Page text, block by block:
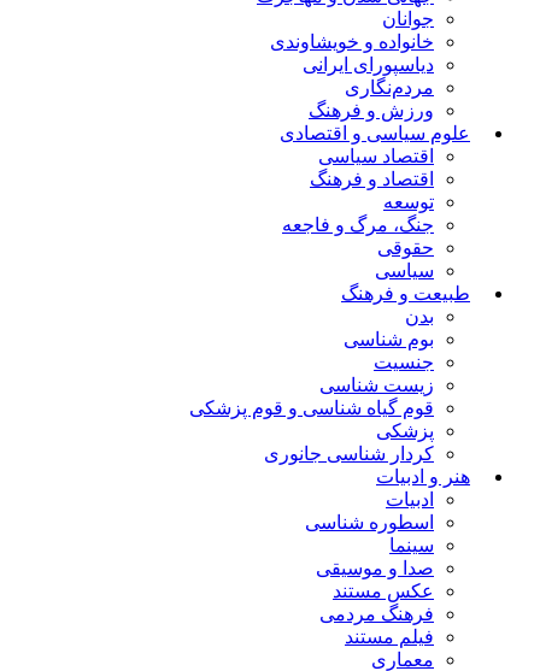
جوانان
خانواده و خویشاوندی
دیاسپورای ایرانی
مردم‌نگاری
ورزش و فرهنگ
علوم سیاسی و اقتصادی
اقتصاد سیاسی
اقتصاد و فرهنگ
توسعه
جنگ، مرگ و فاجعه
حقوقی
سیاسی
طبیعت و فرهنگ
بدن
بوم شناسی
جنسیت
زیست شناسی
قوم گیاه شناسی و قوم پزشکی
پزشکی
کردار شناسی جانوری
هنر و ادبیات
ادبیات
اسطوره شناسی
سینما
صدا و موسیقی
عکس مستند
فرهنگ مردمی
فیلم مستند
معماری